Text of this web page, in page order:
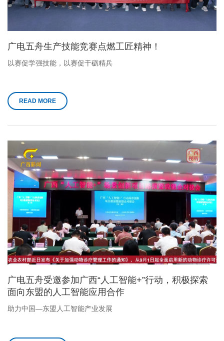
广电五舟生产技能竞赛点燃工匠精神！
以赛促学强技能，以赛促干砺精兵
READ MORE
广电五舟受邀参加广西“人工智能+”行动，积极探索
面向东盟的人工智能应用合作
助力中国—东盟人工智能产业发展